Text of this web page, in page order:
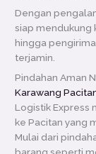
Dengan
siap mendukung
hingga
terjamin.
Pindahan Aman
Karawang
Logistik Express
ke Pacitan yang
Mulai dari